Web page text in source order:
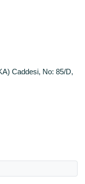
Caddesi, No: 85/D,